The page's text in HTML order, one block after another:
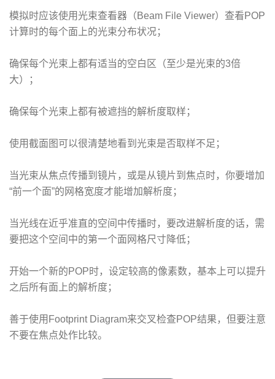
模拟时应该使用光束查看器（Beam File Viewer）查看POP
计算时的每个面上的光束分布状况；
确保每个光束上都有适当的空白区（至少是光束的3倍
大）；
确保每个光束上都有被遮挡的解析度取样；
使用截面图可以很清楚地看到光束是否取样不足；
当光束从焦点传播到镜片，或是从镜片到焦点时，你要增加
“前一个面”的网格宽度才能增加解析度；
当光线在近乎准直的空间中传播时，要改进解析度的话，需
要把这个空间中的第一个面网格尺寸降低；
开始一个新的POP时，设定较高的像素数，基本上可以提升
之后所有面上的解析度；
善于使用Footprint Diagram来交叉检查POP结果，但要注意
不要在焦点处作比较。